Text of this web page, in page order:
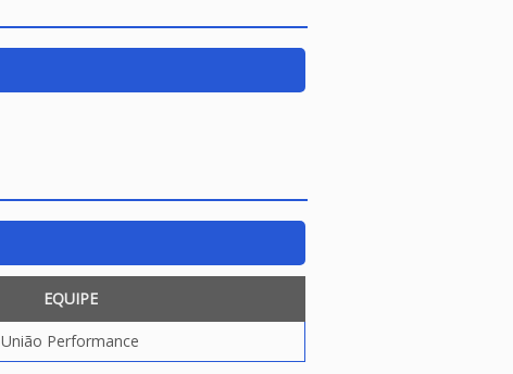
EQUIPE
União Performance